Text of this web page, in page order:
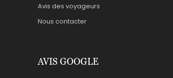
Avis des voyageurs
Nous contacter
AVIS GOOGLE